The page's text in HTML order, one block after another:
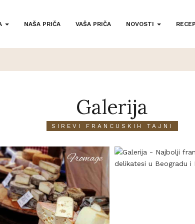
NAŠA PRIČA VAŠA PRIČA NOVOSTI
Galerija
SIREVI FRANCUSKIH TAJNI